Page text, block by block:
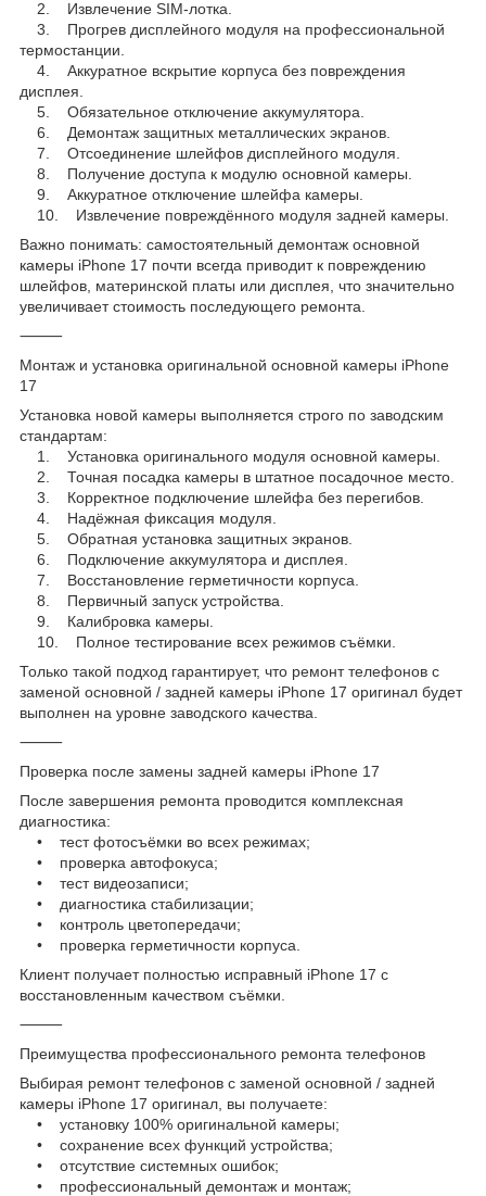
2. Извлечение SIM-лотка.
3. Прогрев дисплейного модуля на профессиональной
термостанции.
4. Аккуратное вскрытие корпуса без повреждения
дисплея.
5. Обязательное отключение аккумулятора.
6. Демонтаж защитных металлических экранов.
7. Отсоединение шлейфов дисплейного модуля.
8. Получение доступа к модулю основной камеры.
9. Аккуратное отключение шлейфа камеры.
10. Извлечение повреждённого модуля задней камеры.
Важно понимать: самостоятельный демонтаж основной
камеры iPhone 17 почти всегда приводит к повреждению
шлейфов, материнской платы или дисплея, что значительно
увеличивает стоимость последующего ремонта.
⸻
Монтаж и установка оригинальной основной камеры iPhone
17
Установка новой камеры выполняется строго по заводским
стандартам:
1. Установка оригинального модуля основной камеры.
2. Точная посадка камеры в штатное посадочное место.
3. Корректное подключение шлейфа без перегибов.
4. Надёжная фиксация модуля.
5. Обратная установка защитных экранов.
6. Подключение аккумулятора и дисплея.
7. Восстановление герметичности корпуса.
8. Первичный запуск устройства.
9. Калибровка камеры.
10. Полное тестирование всех режимов съёмки.
Только такой подход гарантирует, что ремонт телефонов с
заменой основной / задней камеры iPhone 17 оригинал будет
выполнен на уровне заводского качества.
⸻
Проверка после замены задней камеры iPhone 17
После завершения ремонта проводится комплексная
диагностика:
• тест фотосъёмки во всех режимах;
• проверка автофокуса;
• тест видеозаписи;
• диагностика стабилизации;
• контроль цветопередачи;
• проверка герметичности корпуса.
Клиент получает полностью исправный iPhone 17 с
восстановленным качеством съёмки.
⸻
Преимущества профессионального ремонта телефонов
Выбирая ремонт телефонов с заменой основной / задней
камеры iPhone 17 оригинал, вы получаете:
• установку 100% оригинальной камеры;
• сохранение всех функций устройства;
• отсутствие системных ошибок;
• профессиональный демонтаж и монтаж;